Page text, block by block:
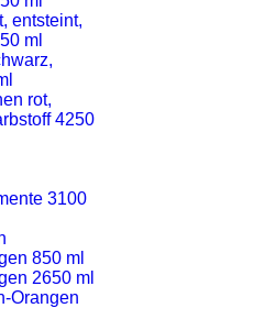
entsteint,
ml
rot,
4250
3100
850 ml
2650 ml
Orangen